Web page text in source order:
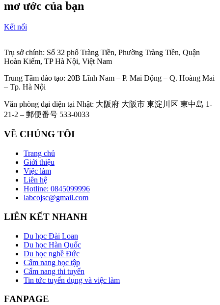
mơ ước của bạn
Kết nối
Trụ sở chính: Số 32 phố Tràng Tiền, Phường Tràng Tiền, Quận
Hoàn Kiếm, TP Hà Nội, Việt Nam
Trung Tâm đào tạo: 20B Lĩnh Nam – P. Mai Động – Q. Hoàng Mai
– Tp. Hà Nội
Văn phòng đại diện tại Nhật: 大阪府 大阪市 東淀川区 東中島 1-
21-2 – 郵便番号 533-0033
VỀ CHÚNG TÔI
Trang chủ
Giới thiệu
Việc làm
Liên hệ
Hotline: 0845099996
labcojsc@gmail.com
LIÊN KẾT NHANH
Du học Đài Loan
Du học Hàn Quốc
Du học nghề Đức
Cẩm nang học tập
Cẩm nang thi tuyển
Tin tức tuyển dụng và việc làm
FANPAGE